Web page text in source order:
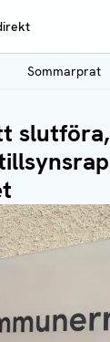
Sommarprat